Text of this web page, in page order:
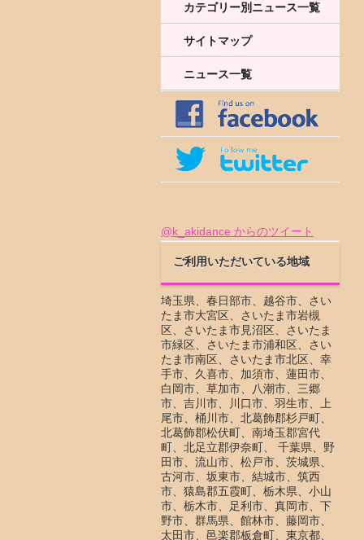
カテゴリー別ニュース一覧
サイトマップ
ニュース一覧
@k_akidance からのツイート
ご利用いただいている地域
埼玉県、春日部市、越谷市、さい
たま市大宮区、さいたま市岩槻
区、さいたま市見沼区、さいたま
市緑区、さいたま市浦和区、さい
たま市南区、さいたま市北区、幸
手市、久喜市、加須市、蓮田市、
白岡市、草加市、八潮市、三郷
市、吉川市、川口市、羽生市、上
尾市、桶川市、北葛飾郡杉戸町、
北葛飾郡松伏町、南埼玉郡宮代
町、北足立郡伊奈町、 千葉県、野
田市、流山市、松戸市、茨城県、
古河市、坂東市、結城市、筑西
市、猿島郡五霞町、栃木県、小山
市、栃木市、足利市、真岡市、下
野市、群馬県、館林市、藤岡市、
太田市、邑楽郡板倉町、東京都、